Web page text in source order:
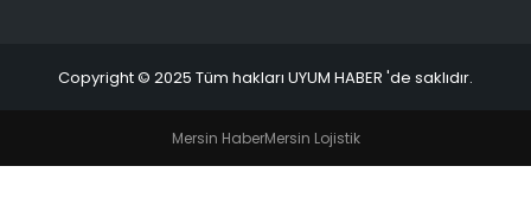
Copyright © 2025 Tüm hakları UYUM HABER 'de saklıdır.
Mersin HaberMersin Lojistik